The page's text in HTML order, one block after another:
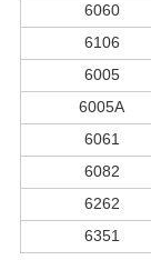
6060
6106
6005
6005A
6061
6082
6262
6351